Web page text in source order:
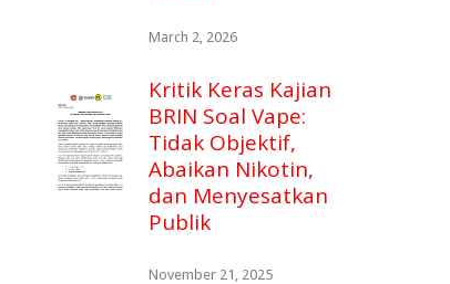
March 2, 2026
Kritik Keras Kajian
BRIN Soal Vape:
Tidak Objektif,
Abaikan Nikotin,
dan Menyesatkan
Publik
November 21, 2025